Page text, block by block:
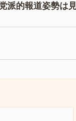
派的報道姿勢は見